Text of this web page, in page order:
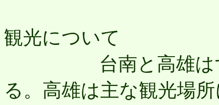
観光について
台南と高雄はずっ
る。高雄は主な観光場